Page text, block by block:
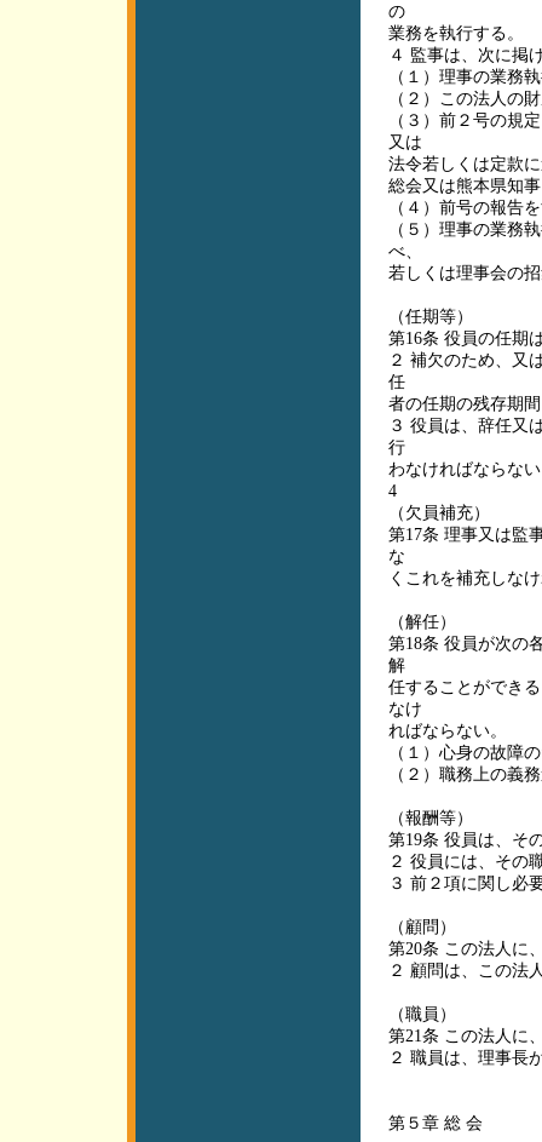
の
業務を執行する。
４ 監事は、次に掲
（１）理事の業務
（２）この法人の
（３）前２号の規
又は
法令若しくは定款
総会又は熊本県知
（４）前号の報告
（５）理事の業務
べ、
若しくは理事会の
（任期等）
第16条 役員の任期
２ 補欠のため、又
任
者の任期の残存期
３ 役員は、辞任又
行
わなければならな
4
（欠員補充）
第17条 理事又は監
な
くこれを補充しな
（解任）
第18条 役員が次の
解
任することができ
なけ
ればならない。
（１）心身の故障
（２）職務上の義
（報酬等）
第19条 役員は、そ
２ 役員には、その
３ 前２項に関し必
（顧問）
第20条 この法人に
２ 顧問は、この法
（職員）
第21条 この法人に
２ 職員は、理事長
第５章 総 会